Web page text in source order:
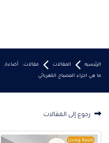
الرئيسيه المقالات مقالات, أضاءة,
ما هي اجزاء المصباح الكهربائي
رجوع إلى المقالات